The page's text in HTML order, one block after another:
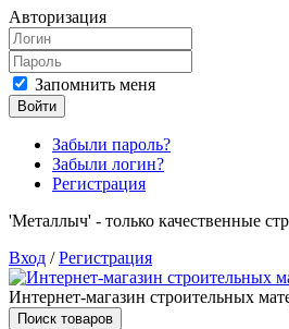
Авторизация
Запомнить меня
Войти
Забыли пароль?
Забыли логин?
Регистрация
'Металлыч' - только качественные
Вход /Регистрация
Интернет-магазин строительных
Поиск товаров